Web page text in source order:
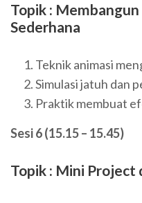
Topik :
Sederhana
Teknik animasi
Simulasi jatuh dan
Praktik membuat
Sesi 6 (15.15 – 15.45)
Topik : Mini Project